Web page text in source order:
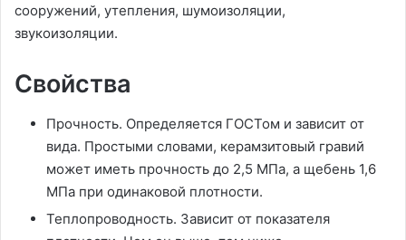
сооружений, утепления, шумоизоляции,
звукоизоляции.
Свойства
Прочность. Определяется ГОСТом и зависит от
вида. Простыми словами, керамзитовый гравий
может иметь прочность до 2,5 МПа, а щебень 1,6
МПа при одинаковой плотности.
Теплопроводность. Зависит от показателя